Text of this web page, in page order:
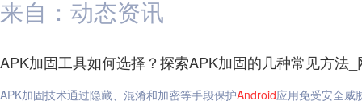
来自：动态资讯
APK加固工具如何选择？探索APK加固的几种常见方法
APK加固技术通过隐藏、混淆和加密等手段保护Android应用免受安全威